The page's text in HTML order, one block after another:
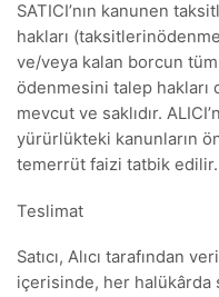
SATICI’nın kanunen
hakları
ve/veya kalan borcun
ödenmesini talep
mevcut ve saklıdır.
yürürlükteki kanunların
temerrüt faizi tatbik edilir.
Teslimat
Satıcı, Alıcı tarafından
içerisinde, her halükârda